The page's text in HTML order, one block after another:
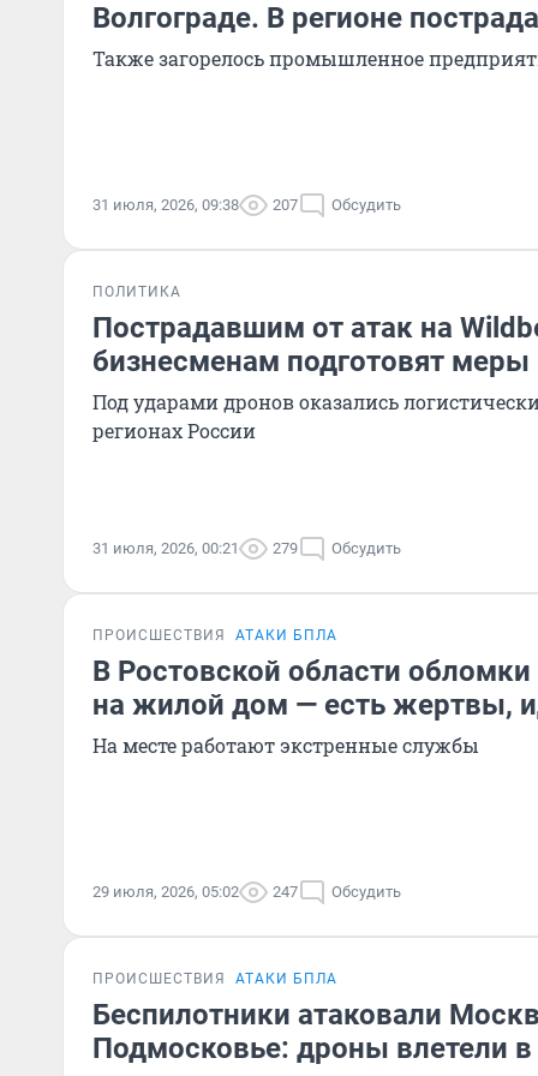
Волгограде. В регионе
Также загорелось промышленное
31 июля, 2026, 09:38 207 Обсудить
ПОЛИТИКА
Пострадавшим от атак на
бизнесменам подготовят
Под ударами дронов оказались
регионах России
31 июля, 2026, 00:21 279 Обсудить
ПРОИСШЕСТВИЯ АТАКИ БПЛА
В Ростовской области
на жилой дом — есть жертвы,
На месте работают экстренные службы
29 июля, 2026, 05:02 247 Обсудить
ПРОИСШЕСТВИЯ АТАКИ БПЛА
Беспилотники атаковали
Подмосковье: дроны влетели